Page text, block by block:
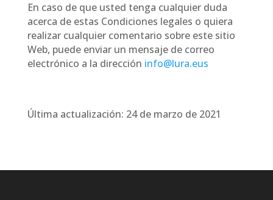
En caso de que usted tenga cualquier duda
acerca de estas Condiciones legales o quiera
realizar cualquier comentario sobre este sitio
Web, puede enviar un mensaje de correo
electrónico a la dirección info@lura.eus
Última actualización: 24 de marzo de 2021